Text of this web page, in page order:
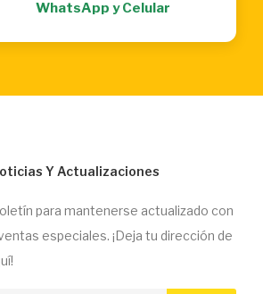
WhatsApp y Celular
Y Actualizaciones
para mantenerse actualizado con
especiales. ¡Deja tu dirección de